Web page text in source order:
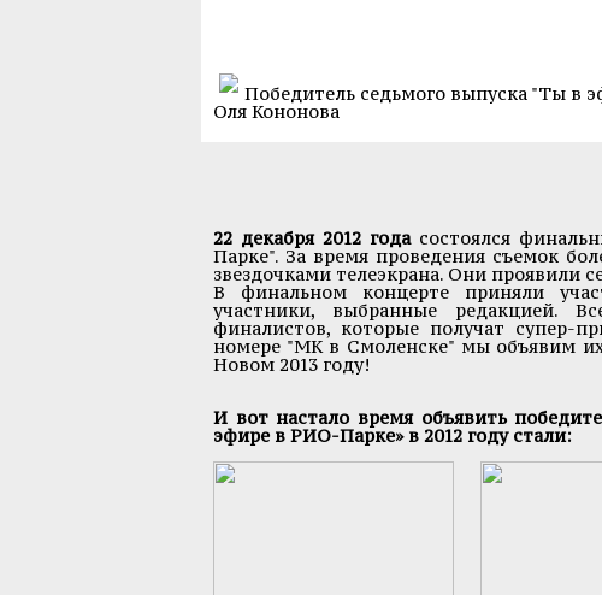
Победитель седьмого выпуска "Ты в
Оля Кононова
22 декабря 2012 годасостоялся
Парке". За время проведения съемок
звездочками телеэкрана. Они проявили
В финальном концерте приняли
участники, выбранные редакцией.
финалистов, которые получат супер-
номере "МК в Смоленске" мы объявим
Новом 2013 году!
И вот настало время объявить
эфире в РИО-Парке» в 2012 году стали: